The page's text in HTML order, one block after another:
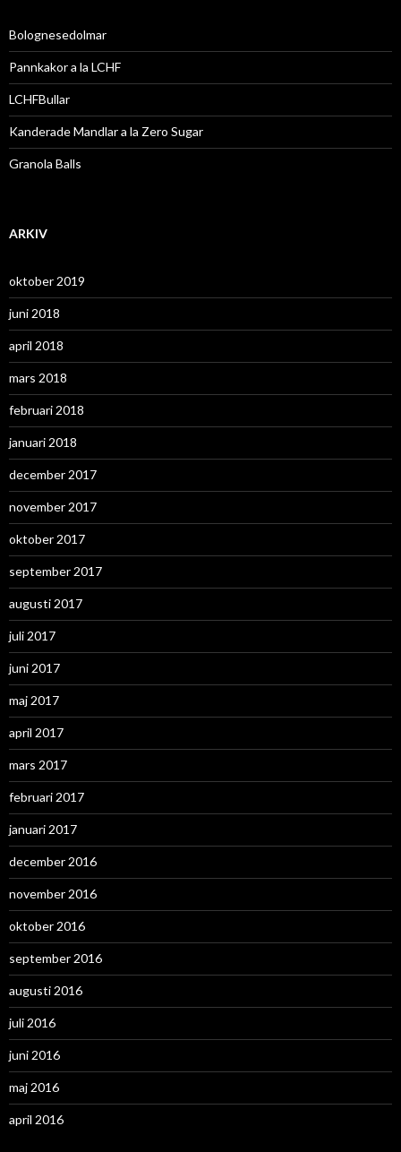
r
:
Bolognesedolmar
Pannkakor a la LCHF
LCHFBullar
Kanderade Mandlar a la Zero Sugar
Granola Balls
ARKIV
oktober 2019
juni 2018
april 2018
mars 2018
februari 2018
januari 2018
december 2017
november 2017
oktober 2017
september 2017
augusti 2017
juli 2017
juni 2017
maj 2017
april 2017
mars 2017
februari 2017
januari 2017
december 2016
november 2016
oktober 2016
september 2016
augusti 2016
juli 2016
juni 2016
maj 2016
april 2016